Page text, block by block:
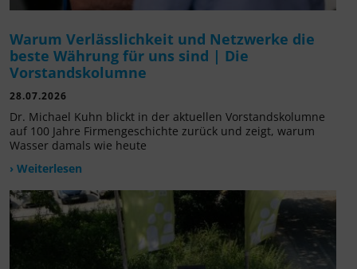
Warum Verlässlichkeit und Netzwerke die
beste Währung für uns sind | Die
Vorstandskolumne
28.07.2026
Dr. Michael Kuhn blickt in der aktuellen Vorstandskolumne
auf 100 Jahre Firmengeschichte zurück und zeigt, warum
Wasser damals wie heute
› Weiterlesen